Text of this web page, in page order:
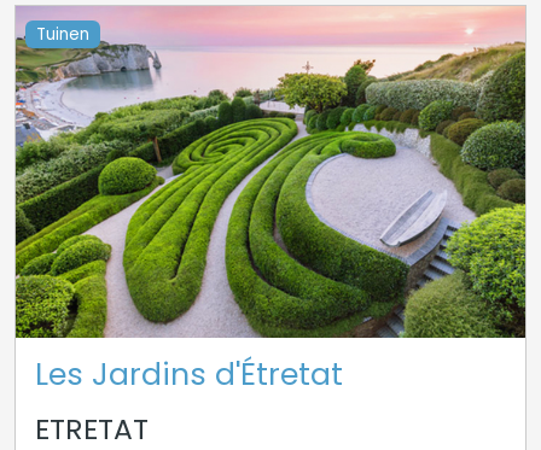
Tuinen
Les Jardins d'Étretat
ETRETAT